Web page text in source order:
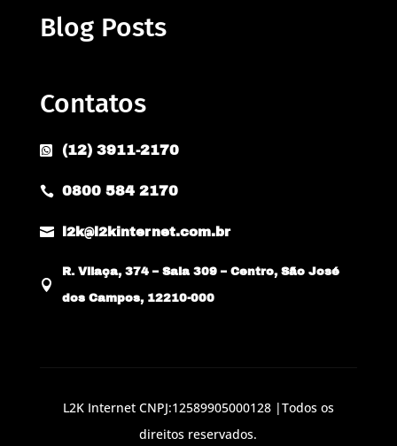
Blog Posts
Contatos
 (12) 3911-2170
 0800 584 2170
 l2k@l2kinternet.com.br

R. Vilaça, 374 – Sala 309 – Centro, São José
dos Campos, 12210-000
L2K Internet CNPJ:12589905000128 |Todos os
direitos reservados.